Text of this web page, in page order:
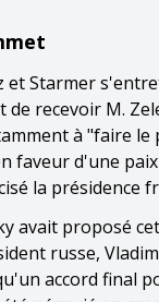
et Starmer
de recevoir M.
à "faire le
faveur d'une
la présidence
avait proposé
russe,
accord final